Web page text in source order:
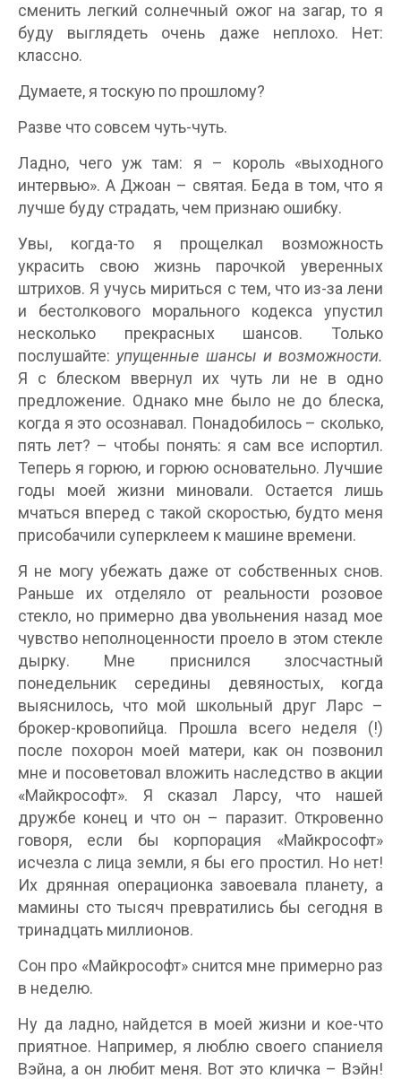
сменить легкий солнечный ожог на загар, то я
буду выглядеть очень даже неплохо. Нет:
классно.
Думаете, я тоскую по прошлому?
Разве что совсем чуть-чуть.
Ладно, чего уж там: я – король «выходного
интервью». А Джоан – святая. Беда в том, что я
лучше буду страдать, чем признаю ошибку.
Увы, когда-то я прощелкал возможность
украсить свою жизнь парочкой уверенных
штрихов. Я учусь мириться с тем, что из-за лени
и бестолкового морального кодекса упустил
несколько прекрасных шансов. Только
послушайте: упущенные шансы и возможности.
Я с блеском ввернул их чуть ли не в одно
предложение. Однако мне было не до блеска,
когда я это осознавал. Понадобилось – сколько,
пять лет? – чтобы понять: я сам все испортил.
Теперь я горюю, и горюю основательно. Лучшие
годы моей жизни миновали. Остается лишь
мчаться вперед с такой скоростью, будто меня
присобачили суперклеем к машине времени.
Я не могу убежать даже от собственных снов.
Раньше их отделяло от реальности розовое
стекло, но примерно два увольнения назад мое
чувство неполноценности проело в этом стекле
дырку. Мне приснился злосчастный
понедельник середины девяностых, когда
выяснилось, что мой школьный друг Ларс –
брокер-кровопийца. Прошла всего неделя (!)
после похорон моей матери, как он позвонил
мне и посоветовал вложить наследство в акции
«Майкрософт». Я сказал Ларсу, что нашей
дружбе конец и что он – паразит. Откровенно
говоря, если бы корпорация «Майкрософт»
исчезла с лица земли, я бы его простил. Но нет!
Их дрянная операционка завоевала планету, а
мамины сто тысяч превратились бы сегодня в
тринадцать миллионов.
Сон про «Майкрософт» снится мне примерно раз
в неделю.
Ну да ладно, найдется в моей жизни и кое-что
приятное. Например, я люблю своего спаниеля
Вэйна, а он любит меня. Вот это кличка – Вэйн!